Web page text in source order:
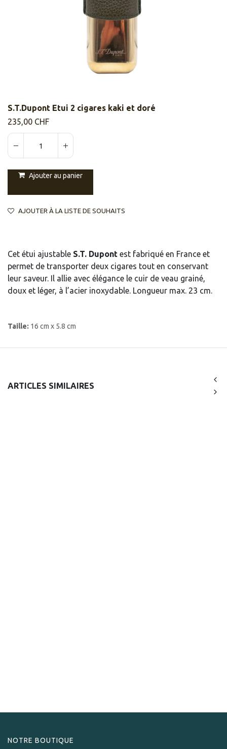
S.T.Dupont Etui 2 cigares kaki et doré
235,00 CHF
Ajouter au panier
AJOUTER À LA LISTE DE SOUHAITS
Cet étui ajustable S.T. Dupont est fabriqué en France et
permet de transporter deux cigares tout en conservant
leur saveur. Il allie avec élégance le cuir de veau grainé,
doux et léger, à l’acier inoxydable. Longueur max. 23 cm.
Taille: 16 cm x 5.8 cm
ARTICLES SIMILAIRES
NOTRE BOUTIQUE